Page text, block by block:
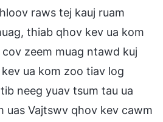
raws tej kauj ruam
thiab qhov kev ua kom
zeem muag ntawd kuj
ua kom zoo tiav log
neeg yuav tsum tau ua
uas Vajtswv qhov kev cawm